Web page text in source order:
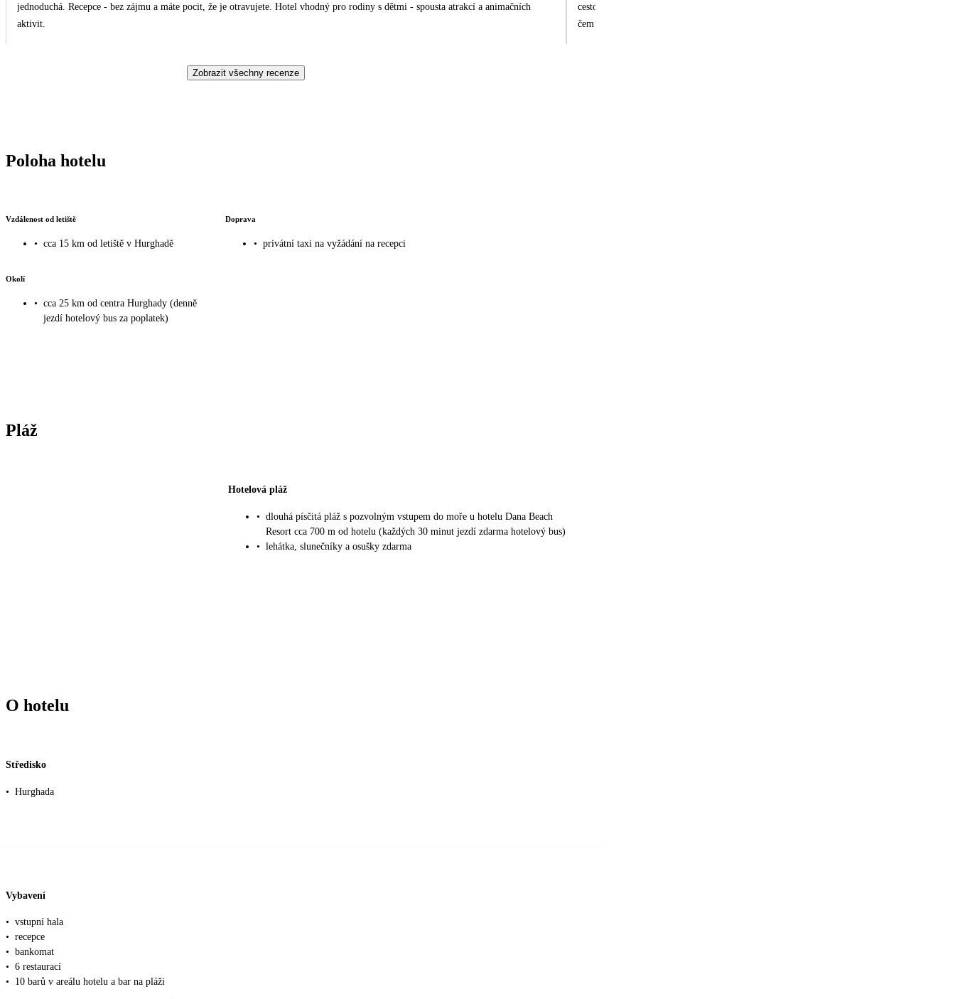
jednoduchá. Recepce - bez zájmu a máte pocit, že je otravujete. Hotel vhodný pro rodiny s dětmi - spousta atrakcí a animačních
aktivit.
cestovky v tomto rezortu zaplatíte i o několik tisíc méně.Byla jsem zde z rodinou v loňském
čem píši.Letos jsme bydleli v nejnovějším bungalovu,ale něco mě to stálo přímo na místě.A
Zobrazit všechny recenze
Poloha hotelu
Vzdálenost od letiště
• cca 15 km od letiště v Hurghadě
Doprava
• privátní taxi na vyžádání na recepci
Okolí
• cca 25 km od centra Hurghady (denně
jezdí hotelový bus za poplatek)
Pláž
Hotelová pláž
• dlouhá písčitá pláž s pozvolným vstupem do moře u hotelu Dana Beach
Resort cca 700 m od hotelu (každých 30 minut jezdí zdarma hotelový bus)
• lehátka, slunečníky a osušky zdarma
O hotelu
Středisko
• Hurghada
Vybavení
• vstupní hala
• recepce
• bankomat
• 6 restaurací
•
10 barů v areálu hotelu a bar na pláži